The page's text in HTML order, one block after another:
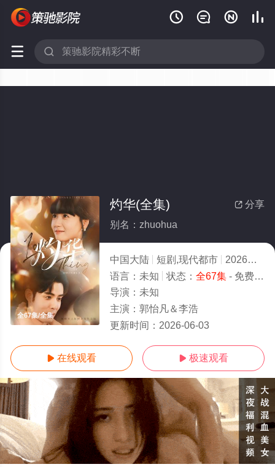
   
 
全67集/全集
 分享
灼华(全集)
别名：zhuohua
中国大陆 短剧,现代都市 2026
9.0
语言： 未知 状态： 全67集- 免费在线观看
导演： 未知
主演： 郭怡凡＆李浩
更新时间： 2026-06-03
 在线观看  极速观看